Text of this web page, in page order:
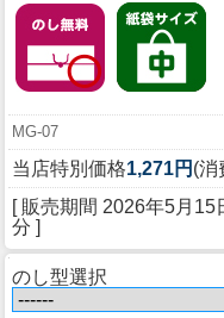
MG-07
当店特別価格1,271円 (消
[ 販売期間 2026年5月15
分 ]
のし型選択